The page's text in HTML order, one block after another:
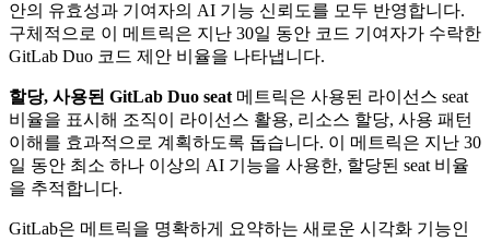
안의 유효성과 기여자의 AI 기능 신뢰도를 모두 반영합니다.
구체적으로 이 메트릭은 지난 30일 동안 코드 기여자가 수락한
GitLab Duo 코드 제안 비율을 나타냅니다.
할당, 사용된 GitLab Duo seat 메트릭은 사용된 라이선스 seat
비율을 표시해 조직이 라이선스 활용, 리소스 할당, 사용 패턴
이해를 효과적으로 계획하도록 돕습니다. 이 메트릭은 지난 30
일 동안 최소 하나 이상의 AI 기능을 사용한, 할당된 seat 비율
을 추적합니다.
GitLab은 메트릭을 명확하게 요약하는 새로운 시각화 기능인